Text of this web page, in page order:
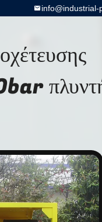
info@industrial-